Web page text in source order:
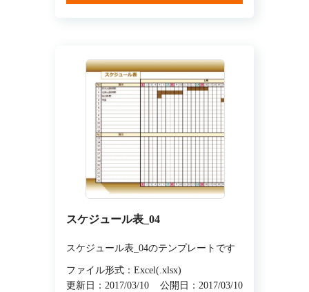
スケジュール表_04
スケジュール表_04のテンプレートです
ファイル形式：Excel(.xlsx)
更新日：2017/03/10
公開日：2017/03/10